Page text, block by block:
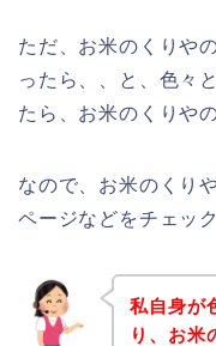
ただ、お米のくりや
ったら、、と、色々
たら、お米のくりや
なので、お米のくり
ページなどをチェッ
私自身が
り、お米